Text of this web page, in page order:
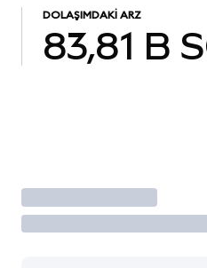
DOLAŞIMDAKI ARZ
83,81 B
İşlem Yap